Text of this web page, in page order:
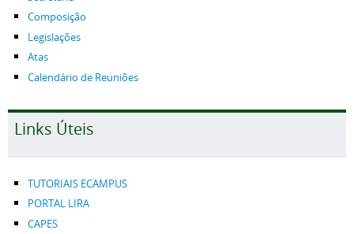
Composição
Legislações
Atas
Calendário de Reuniões
Links Úteis
TUTORIAIS ECAMPUS
PORTAL LIRA
CAPES